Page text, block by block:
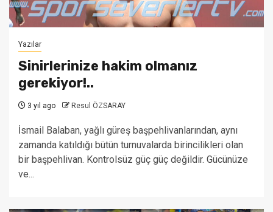
Yazılar
Sinirlerinize hakim olmanız
gerekiyor!..
3 yıl ago Resul ÖZSARAY
İsmail Balaban, yağlı güreş başpehlivanlarından, aynı
zamanda katıldığı bütün turnuvalarda birincilikleri olan
bir başpehlivan. Kontrolsüz güç güç değildir. Gücünüze
ve...